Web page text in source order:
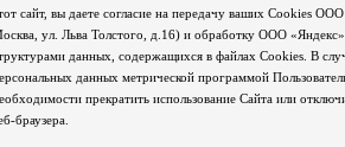
сайт, вы даете согласие на передачу ваших Cookies
ул. Льва Толстого, д.16) и обработку ООО
данных, содержащихся в файлах Cookies. В
данных метрической программой
прекратить использование Сайта или
браузера.